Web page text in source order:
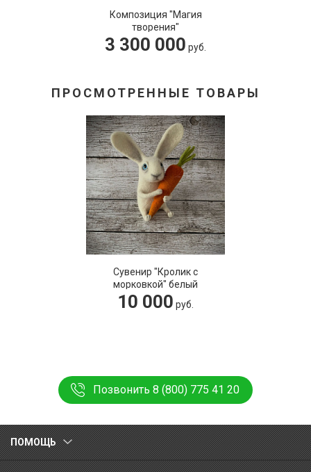
Композиция "Магия
творения"
3 300 000 руб.
ПРОСМОТРЕННЫЕ ТОВАРЫ
Сувенир "Кролик с
морковкой" белый
10 000 руб.
Позвонить 8 (800) 775 41 20
ПОМОЩЬ